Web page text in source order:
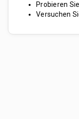
Probieren
Versuchen